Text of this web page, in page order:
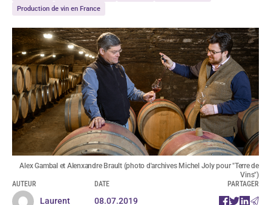
Production de vin en France
Alex Gambal et Alenxandre Brault (photo d'archives Michel Joly pour "Terre de
Vins")
AUTEUR
Laurent
DATE
08.07.2019
PARTAGER